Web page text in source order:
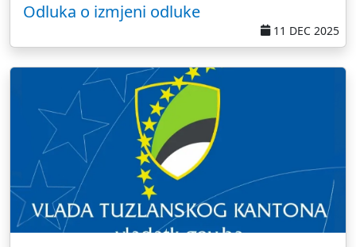
Odluka o izmjeni odluke
11 DEC 2025